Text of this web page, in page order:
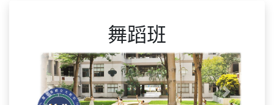
舞蹈班
Previous Next